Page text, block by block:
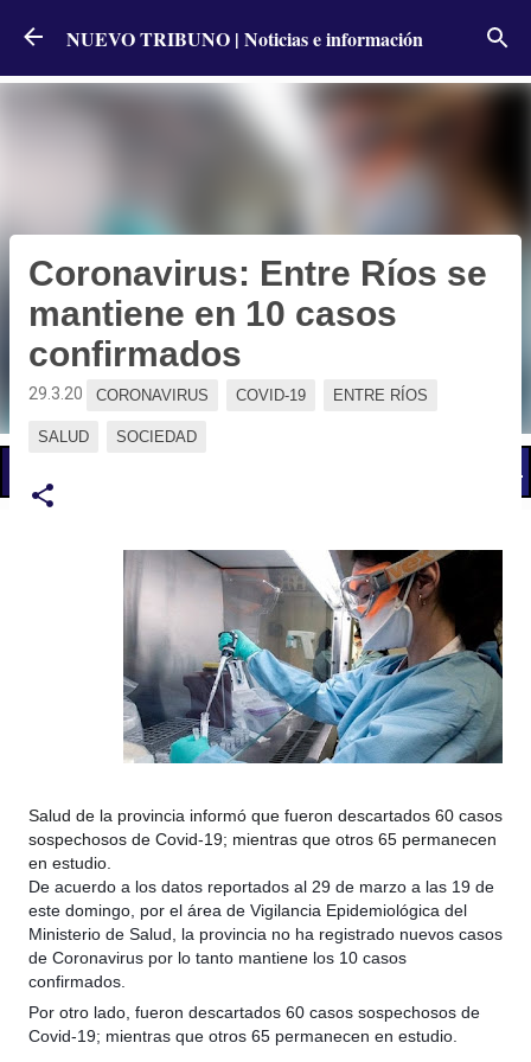
Ir al contenido principal
NUEVO TRIBUNO | Noticias e información
Coronavirus: Entre Ríos se
mantiene en 10 casos
confirmados
29.3.20 CORONAVIRUS COVID-19 ENTRE RÍOS
SALUD SOCIEDAD
Salud de la provincia informó que fueron descartados 60 casos
sospechosos de Covid-19; mientras que otros 65 permanecen
en estudio.
De acuerdo a los datos reportados al 29 de marzo a las 19 de
este domingo, por el área de Vigilancia Epidemiológica del
Ministerio de Salud, la provincia no ha registrado nuevos casos
de Coronavirus por lo tanto mantiene los 10 casos
confirmados.
Por otro lado, fueron descartados 60 casos sospechosos de
Covid-19; mientras que otros 65 permanecen en estudio.